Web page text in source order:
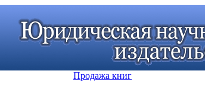
Продажа книг